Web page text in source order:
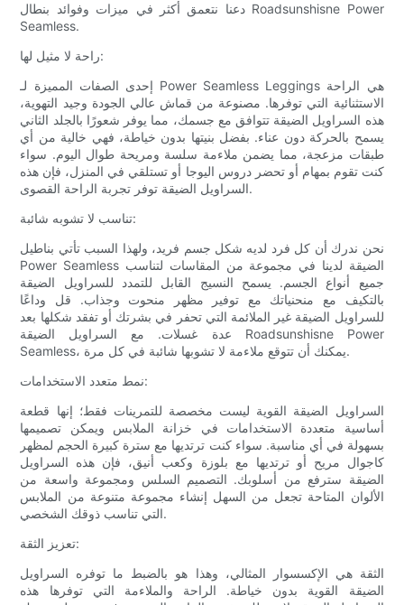
دعنا نتعمق أكثر في ميزات وفوائد بنطال Roadsunshisne Power
Seamless.
راحة لا مثيل لها:
إحدى الصفات المميزة لـ Power Seamless Leggings هي الراحة
الاستثنائية التي توفرها. مصنوعة من قماش عالي الجودة وجيد التهوية،
هذه السراويل الضيقة تتوافق مع جسمك، مما يوفر شعورًا بالجلد الثاني
يسمح بالحركة دون عناء. بفضل بنيتها بدون خياطة، فهي خالية من أي
طبقات مزعجة، مما يضمن ملاءمة سلسة ومريحة طوال اليوم. سواء
كنت تقوم بمهام أو تحضر دروس اليوجا أو تستلقي في المنزل، فإن هذه
السراويل الضيقة توفر تجربة الراحة القصوى.
تناسب لا تشوبه شائبة:
نحن ندرك أن كل فرد لديه شكل جسم فريد، ولهذا السبب تأتي بناطيل
Power Seamless الضيقة لدينا في مجموعة من المقاسات لتناسب
جميع أنواع الجسم. يسمح النسيج القابل للتمدد للسراويل الضيقة
بالتكيف مع منحنياتك مع توفير مظهر منحوت وجذاب. قل وداعًا
للسراويل الضيقة غير الملائمة التي تحفر في بشرتك أو تفقد شكلها بعد
عدة غسلات. مع السراويل الضيقة Roadsunshisne Power
Seamless، يمكنك أن تتوقع ملاءمة لا تشوبها شائبة في كل مرة.
نمط متعدد الاستخدامات:
السراويل الضيقة القوية ليست مخصصة للتمرينات فقط؛ إنها قطعة
أساسية متعددة الاستخدامات في خزانة الملابس ويمكن تصميمها
بسهولة في أي مناسبة. سواء كنت ترتديها مع سترة كبيرة الحجم لمظهر
كاجوال مريح أو ترتديها مع بلوزة وكعب أنيق، فإن هذه السراويل
الضيقة سترفع من أسلوبك. التصميم السلس ومجموعة واسعة من
الألوان المتاحة تجعل من السهل إنشاء مجموعة متنوعة من الملابس
التي تناسب ذوقك الشخصي.
تعزيز الثقة:
الثقة هي الإكسسوار المثالي، وهذا هو بالضبط ما توفره السراويل
الضيقة القوية بدون خياطة. الراحة والملاءمة التي توفرها هذه